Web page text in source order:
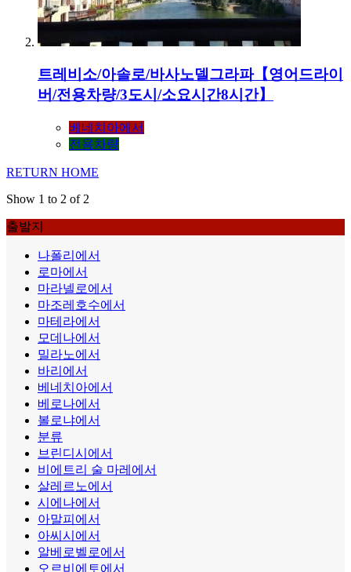
트레비소/아솔로/바사노델그라파【영어드라이
버/전용차량/3도시/소요시간8시간】
베네치아에서
전용차량
RETURN HOME
Show 1 to 2 of 2
출발지
나폴리에서
로마에서
마라넬로에서
마조레호수에서
마테라에서
모데나에서
밀라노에서
바리에서
베네치아에서
베로나에서
볼로냐에서
분류
브린디시에서
비에트리 술 마레에서
살레르노에서
시에나에서
아말피에서
아씨시에서
알베로벨로에서
오르비에토에서